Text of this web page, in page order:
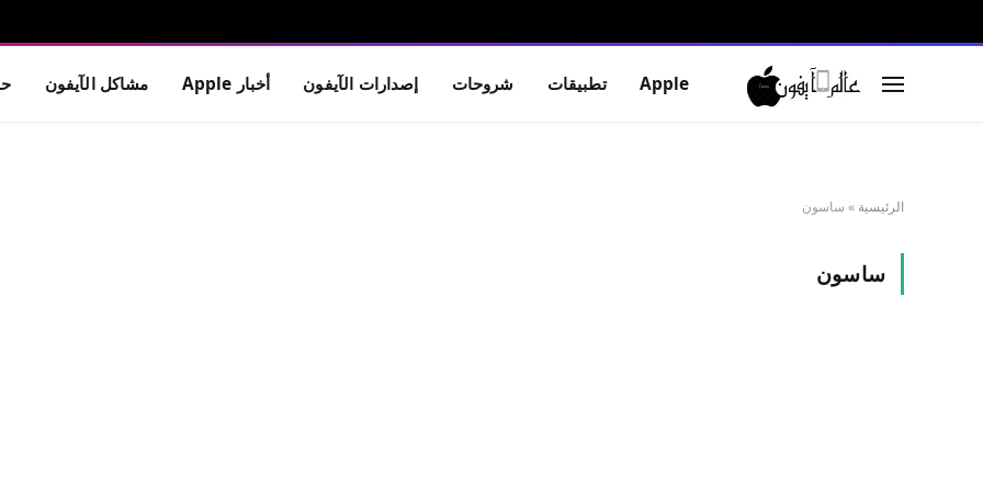
Apple تطبيقات شروحات إصدارات الآيفون أخبار Apple مشاكل الآيفون
الرئيسية » ساسون
ساسون